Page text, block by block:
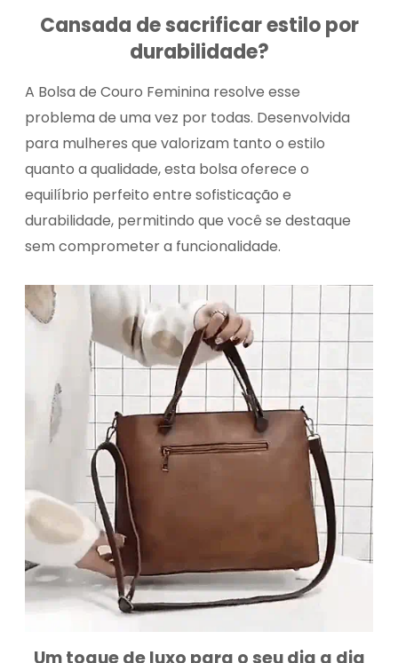
Cansada de sacrificar estilo por
durabilidade?
A Bolsa de Couro Feminina resolve esse
problema de uma vez por todas. Desenvolvida
para mulheres que valorizam tanto o estilo
quanto a qualidade, esta bolsa oferece o
equilíbrio perfeito entre sofisticação e
durabilidade, permitindo que você se destaque
sem comprometer a funcionalidade.